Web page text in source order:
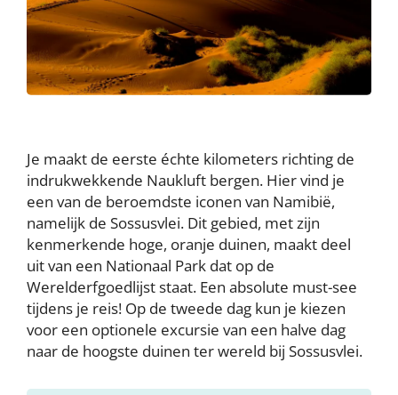
Je maakt de eerste échte kilometers richting de
indrukwekkende Naukluft bergen. Hier vind je
een van de beroemdste iconen van Namibië,
namelijk de Sossusvlei. Dit gebied, met zijn
kenmerkende hoge, oranje duinen, maakt deel
uit van een Nationaal Park dat op de
Werelderfgoedlijst staat. Een absolute must-see
tijdens je reis! Op de tweede dag kun je kiezen
voor een optionele excursie van een halve dag
naar de hoogste duinen ter wereld bij Sossusvlei.